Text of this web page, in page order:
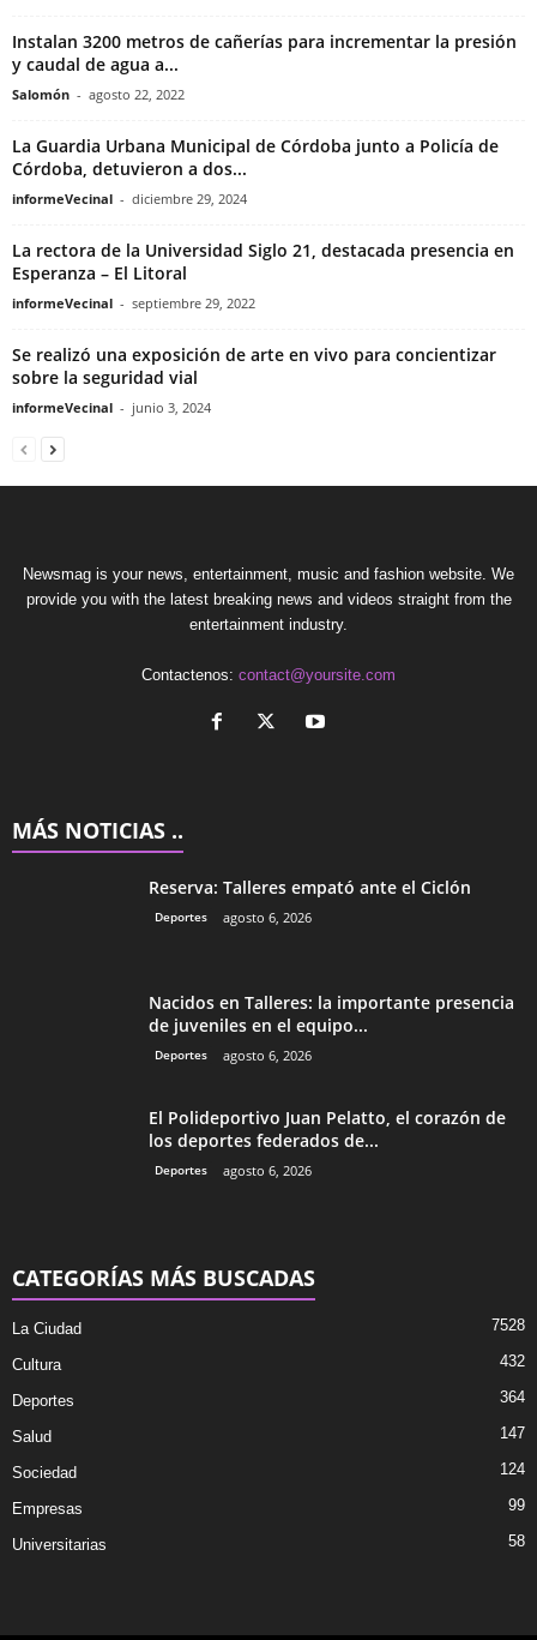
Instalan 3200 metros de cañerías para incrementar la presión
y caudal de agua a...
Salomón - agosto 22, 2022
La Guardia Urbana Municipal de Córdoba junto a Policía de
Córdoba, detuvieron a dos...
informeVecinal - diciembre 29, 2024
La rectora de la Universidad Siglo 21, destacada presencia en
Esperanza – El Litoral
informeVecinal - septiembre 29, 2022
Se realizó una exposición de arte en vivo para concientizar
sobre la seguridad vial
informeVecinal - junio 3, 2024
Newsmag is your news, entertainment, music and fashion website. We
provide you with the latest breaking news and videos straight from the
entertainment industry.
Contactenos: contact@yoursite.com
MÁS NOTICIAS ..
Reserva: Talleres empató ante el Ciclón
Deportes agosto 6, 2026
Nacidos en Talleres: la importante presencia
de juveniles en el equipo...
Deportes agosto 6, 2026
El Polideportivo Juan Pelatto, el corazón de
los deportes federados de...
Deportes agosto 6, 2026
CATEGORÍAS MÁS BUSCADAS
La Ciudad 7528
Cultura 432
Deportes 364
Salud 147
Sociedad 124
Empresas 99
Universitarias 58